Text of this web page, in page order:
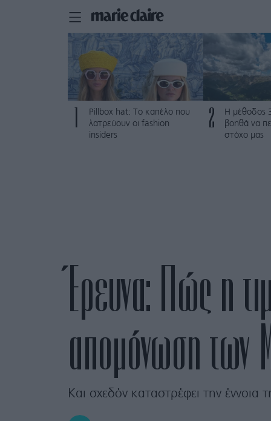
Pillbox hat: Το καπέλο που
λατρεύουν οι fashion
insiders
2
Η μέθοδος
βοηθά να
στόχο μας
Έρευνα: Πώς η
απομόνωση των
Και σχεδόν καταστρέφει την έννοια